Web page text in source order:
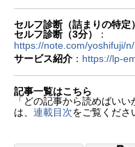
セルフ診断（詰まりの特定）
セルフ診断（3分）
：
https://note.com/yoshifuji/
サービス紹介 ： https://lp-
記事一覧はこちら
「どの記事から読めばい
は、 連載目次をご覧くださ